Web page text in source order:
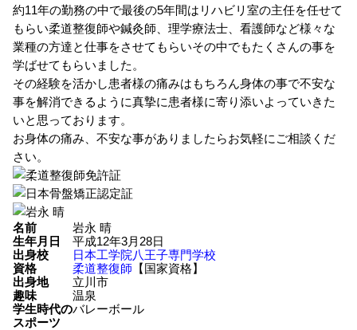
約11年の勤務の中で最後の5年間はリハビリ室の主任を任せて
もらい柔道整復師や鍼灸師、理学療法士、看護師など様々な
業種の方達と仕事をさせてもらいその中でもたくさんの事を
学ばせてもらいました。
その経験を活かし患者様の痛みはもちろん身体の事で不安な
事を解消できるように真摯に患者様に寄り添いよっていきた
いと思っております。
お身体の痛み、不安な事がありましたらお気軽にご相談くだ
さい。
名前
岩永 晴
生年月日
平成12年3月28日
出身校
日本工学院八王子専門学校
資格
柔道整復師 【国家資格】
出身地
立川市
趣味
温泉
学生時代の
スポーツ
バレーボール